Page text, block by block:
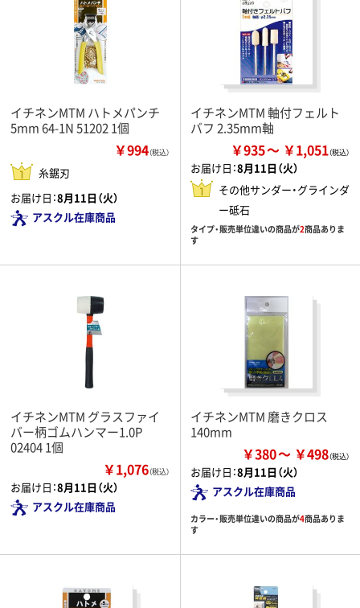
イチネンMTM ハトメパンチ
5mm 64-1N 51202 1個
￥994（税込）
糸鋸刃
お届け日：8月11日（火）
アスクル在庫商品
イチネンMTM 軸付フェルト
バフ 2.35mm軸
￥935 ￥1,051
お届け日：8月11日（火）
その他サンダー・グラインダ
ー砥石
タイプ・販売単位違いの商品が2商品ありま
す
イチネンMTM グラスファイ
バー柄ゴムハンマー1.0P
02404 1個
￥1,076（税込）
お届け日：8月11日（火）
アスクル在庫商品
イチネンMTM 磨きクロス
140mm
￥380 ￥498
お届け日：8月11日（火）
アスクル在庫商品
カラー・販売単位違いの商品が4商品ありま
す